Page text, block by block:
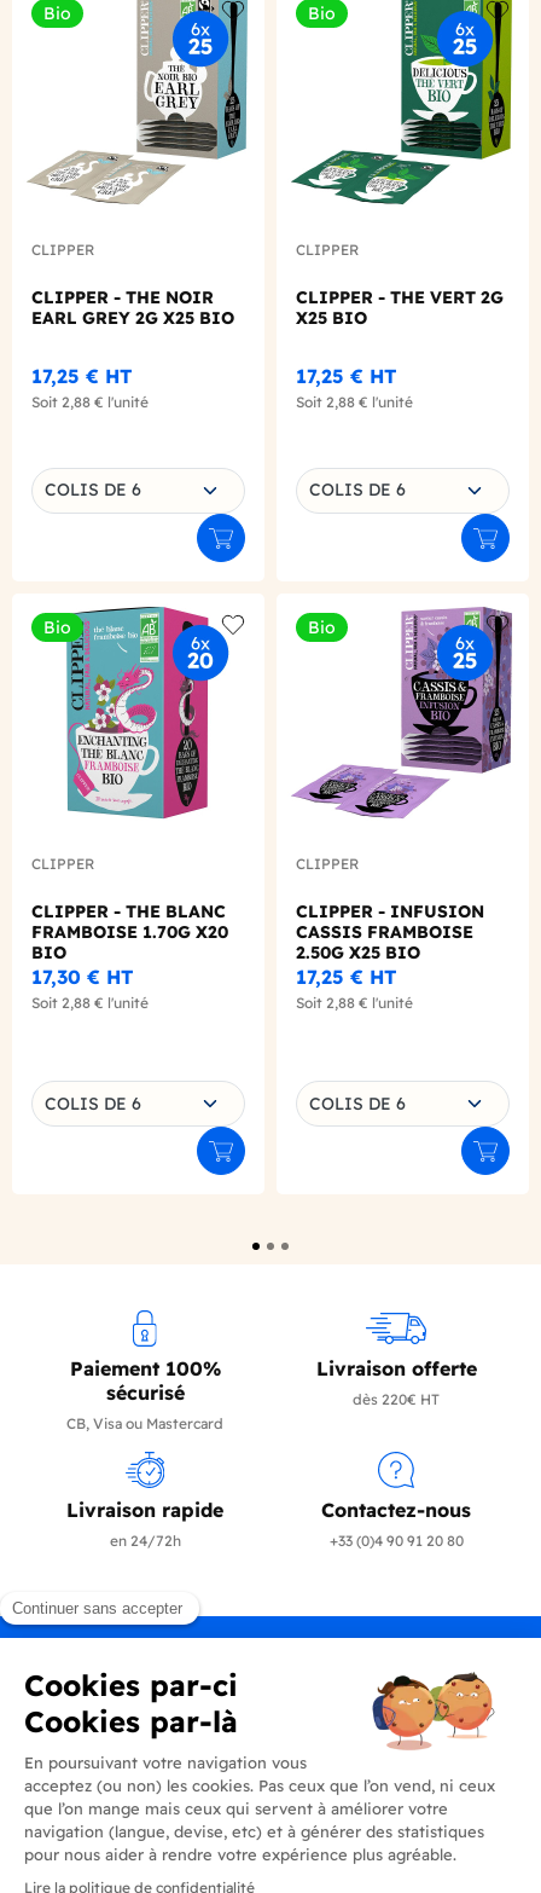
Bio
Add to wishlist
CLIPPER
CLIPPER - THE NOIR
EARL GREY 2G X25 BIO
17,25 € HT
Soit 2,88 € l'unité
Choisissez une déclinaison
COLIS DE 6
Ajouter au panier
Bio
Add
CLIPPER
CLIPPER - THE VERT 2G
X25 BIO
17,25 € HT
Soit 2,88 € l'unité
Choisissez une déclinaison
COLIS DE 6
Bio
Add to wishlist
CLIPPER
CLIPPER - THE BLANC
FRAMBOISE 1.70G X20
BIO
17,30 € HT
Soit 2,88 € l'unité
Choisissez une déclinaison
COLIS DE 6
Ajouter au panier
Bio
Add
CLIPPER
CLIPPER - INFUSION
CASSIS FRAMBOISE
2.50G X25 BIO
17,25 € HT
Soit 2,88 € l'unité
Choisissez une déclinaison
COLIS DE 6
Paiement 100%
sécurisé
CB, Visa ou Mastercard
Livraison offerte
dès 220€ HT
Livraison rapide
en 24/72h
Contactez-nous
+33 (0)4 90 91 20 80